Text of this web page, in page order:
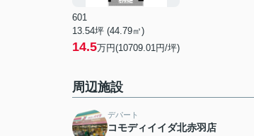
601
13.54坪 (44.79㎡)
14.5万円(10709.01円/坪)
周辺施設
デパート
コモディイイダ北赤羽店